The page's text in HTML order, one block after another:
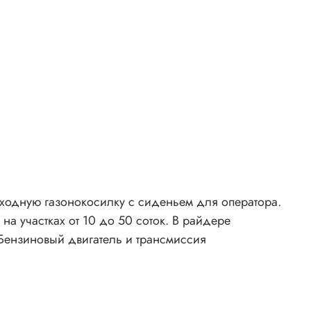
газонокосилку с сиденьем для оператора.
участках от 10 до 50 соток. В райдере
двигатель и трансмиссия